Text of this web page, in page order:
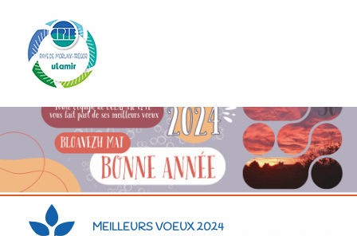
MEILLEURS VOEUX 2024